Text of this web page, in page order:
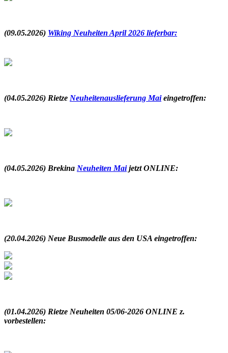
(09.05.2026) Wiking Neuheiten April 2026 lieferbar:
(04.05.2026) Rietze Neuheitenauslieferung Maieingetroffen:
(04.05.2026) Brekina Neuheiten Mai jetzt ONLINE:
(20.04.2026) Neue Busmodelle aus den USA eingetroffen:
(01.04.2026) Rietze Neuheiten 05/06-2026 ONLINE z.
vorbestellen: